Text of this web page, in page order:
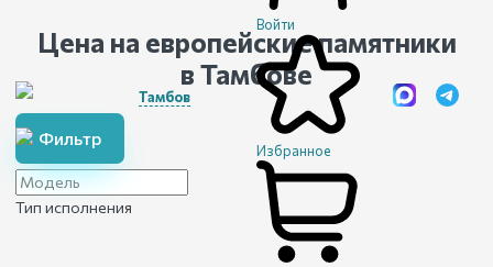
Тамбов
Войти
Избранное
Цена на европейские памятники
в Тамбове
Фильтр
Тип исполнения